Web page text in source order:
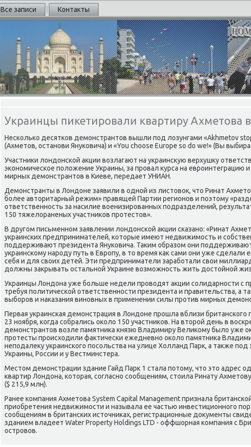
Все записи Контакты
Украинцы пикетировали квартиру Ахметова
Несколько десятков демонстрантов вышли под лозунгами «Akhmetov
(Ахметов, останови Януковича) и «You choose Europe so do we!» (Вы
Участники лондонской акции возлагают на украинскую верхушку
экономическое положение Украины, за провал курса на евроинтеграцию
мирных демонстрантов в Киеве, передает УНИАН.
Демонстранты в Лондоне заявили в одной из листовок, что Ринат
более авторитарный режим» правящей Партии регионов и поэтому
ответственность за насилие военизированных подразделений,
150 тяжелораненых участников протестов».
В другом письменном заявлении лондонской акции сказано: «Ринат
украинских предпринимателей, которые имеют недвижимость и
поддерживают президента Януковича. Таким образом они поддерживают
украинскому народу путь в Европу, в то время как сами они уже сделали
себя и для своих детей. Эти предприниматели заработали свои
должны закрывать остальной Украине возможность жить достойной
Украинцы Лондона уже больше недели проводят акции солидарности с
требуя политической ответственности президента и правительства, а
выборов и наказания виновных в применении силы против мирных
Первая украинская демонстрация в Лондоне прошла вблизи британского
23 ноября, когда собрались около 150 участников. На второй день в
демонстрантов возле памятника князю Владимиру Великому было уже
протесты происходили фактически ежедневно около памятника
неподалеку украинского посольства на улице Холланд Парк, а также
Украины, России и у Вестминстера.
Местом демонстрации здание Гайд Парк 1 стала потому, что это адрес
квартир Лондона, которая, согласно сообщениям, стоила Ринату
($ 215,9 млн).
Ранее компания Ахметова System Capital Management признала
приобретения недвижимости и называла ее частью инвестиционного
сообщениям в британских источниках, регистрационные документы
зданием владеет Water Property Holdings LTD - оффшорная компания с
островов.